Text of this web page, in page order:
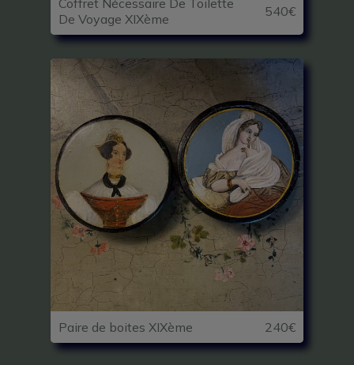
Coffret Nécessaire De Toilette
De Voyage XIXème
540€
Paire de boites XIXème 240€